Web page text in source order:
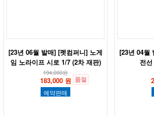
[23년 06월 발매] [펫컴퍼니] 노게
임 노라이프 시로 1/7 (2차 재판)
194,000원
183,000 원 품절
예약판매
[23년 04월
전